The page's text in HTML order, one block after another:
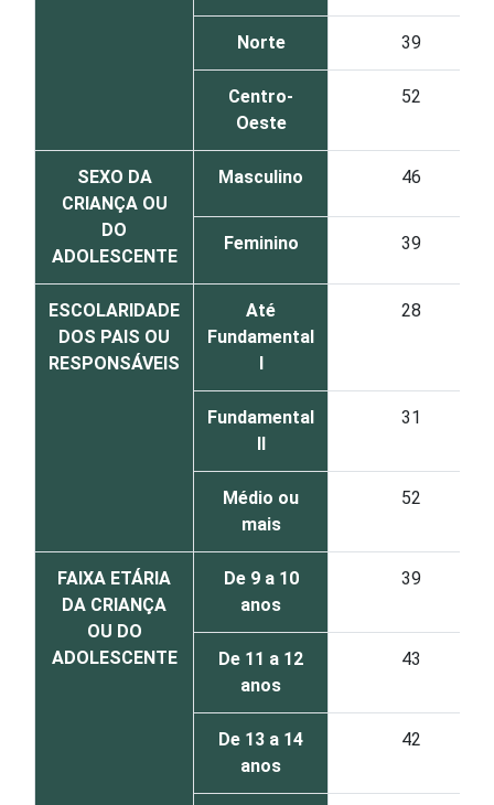
Norte 39
Centro-
Oeste
52
SEXO DA
CRIANÇA OU
DO
ADOLESCENTE
Masculino 46
Feminino 39
ESCOLARIDADE
DOS PAIS OU
RESPONSÁVEIS
Até
Fundamental
I
28
Fundamental
II
31
Médio ou
mais
52
FAIXA ETÁRIA
DA CRIANÇA
OU DO
ADOLESCENTE
De 9 a 10
anos
39
De 11 a 12
anos
43
De 13 a 14
anos
42